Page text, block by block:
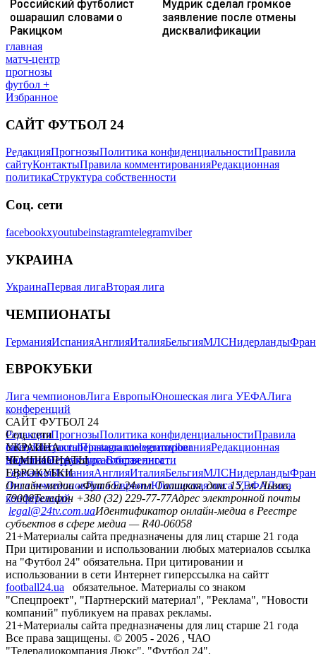
главная
матч-центр
прогнозы
футбол +
Избранное
САЙТ ФУТБОЛ 24
РедакцияПрогнозыПолитика конфиденциальностиПравила
сайтуКонтактыПравила комментированияРедакционная
политикаСтруктура собственности
Соц. сети
facebookxyoutubeinstagramtelegramviber
УКРАИНА
УкраинаПервая лигаВторая лига
ЧЕМПИОНАТЫ
ГерманияИспанияАнглияИталияБельгияМЛСНидерланды
ЕВРОКУБКИ
Лига чемпионовЛига ЕвропыЮношеская лига УЕФАЛига
конференций
САЙТ ФУТБОЛ 24
РедакцияПрогнозыПолитика конфиденциальностиПравила
сайтуКонтактыПравила комментированияРедакционная
политикаСтруктура собственности
Соц. сети
facebookxyoutubeinstagramtelegramviber
УКРАИНА
УкраинаПервая лигаВторая лига
ЧЕМПИОНАТЫ
ГерманияИспанияАнглияИталияБельгияМЛСНидерланды
ЕВРОКУБКИ
Лига чемпионовЛига ЕвропыЮношеская лига УЕФАЛига
конференций
Онлайн-медиа «Футбол 24»пл. Галицкая, дом. 15, м. Львов,
79008Телефон +380 (32) 229-77-77Адрес электронной почты
legal@24tv.com.uaИдентификатор онлайн-медиа в Реестре
субъектов в сфере медиа — R40-06058
21+Материалы сайта предназначены для лиц старше 21 года
При цитировании и использовании любых материалов ссылка
на "Футбол 24" обязательна. При цитировании и
использовании в сети Интернет гиперссылка на сайтт
football24.ua
обязательное. Материалы со знаком
"Спецпроект", "Партнерский материал", "Реклама", "Новости
компаний" публикуем на правах рекламы.
21+Материалы сайта предназначены для лиц старше 21 года
Все права защищены. © 2005 - 2026 , ЧАО
"Телерадиокомпания Люкс". "Футбол 24".